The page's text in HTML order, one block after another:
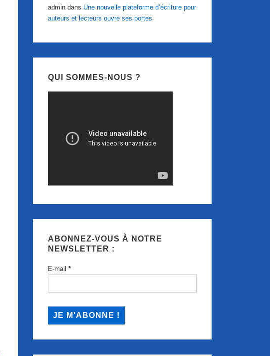
admin dans Une nouvelle plateforme d’écriture pour
auteurs et lecteurs ouvre ses portes
QUI SOMMES-NOUS ?
ABONNEZ-VOUS À NOTRE
NEWSLETTER :
E-mail*